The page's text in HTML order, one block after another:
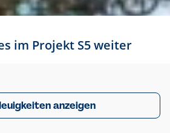
im Projekt S5 weiter
anzeigen